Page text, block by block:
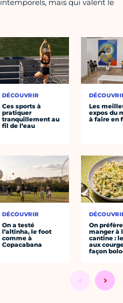
mais qui valent le
DÉCOUVRIR
Ces sports à
pratiquer
tranquillement au
fil de l’eau
DÉCOUVRIR
On a testé
l’altinha, le foot
comme à
Copacabana
Les
expos du
à faire en
On préfère
manger à
cantine :
aux
façon